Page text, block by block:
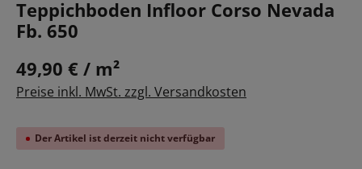
Teppichboden Infloor Corso Nevada
Fb. 650
49,90 € / m²
Preise inkl. MwSt. zzgl. Versandkosten
Der Artikel ist derzeit nicht verfügbar